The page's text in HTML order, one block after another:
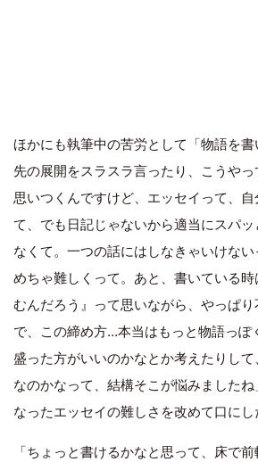
ほかにも執筆中の苦労として「物語を
先の展開をスラスラ言ったり、こうや
思いつくんですけど、エッセイって、
て、でも日記じゃないから適当にスパ
なくて。一つの話にはしなきゃいけな
めちゃ難しくって。あと、書いている
むんだろう』って思いながら、やっぱ
で、この締め方…本当はもっと物語っぽ
盛った方がいいのかなとか考えたりし
なのかなって、結構そこが悩みました
なったエッセイの難しさを改めて口にし
「ちょっと書けるかなと思って、床で